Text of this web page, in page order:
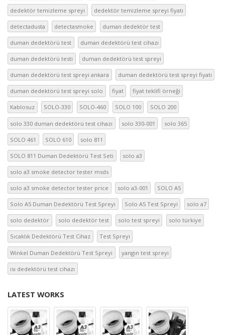
dedektör temizleme spreyi dedektör temizleme spreyi fiyatı
detectadusta detectasmoke duman dedektör test
duman dedektörü test duman dedektörü test cihazı
duman dedektörü testi duman dedektörü test spreyi
duman dedektörü test spreyi ankara duman dedektörü test spreyi fiyatı
duman dedektörü test spreyi solo fiyat fiyat teklifi örneği
Kablosuz SOLO-330 SOLO-460 SOLO 100 SOLO 200
solo 330 duman dedektörü test cihazı solo 330-001 solo 365
SOLO 461 SOLO 610 solo 811
SOLO 811 Duman Dedektörü Test Seti solo a3
solo a3 smoke detector tester msds
solo a3 smoke detector tester price solo a3-001 SOLO A5
Solo A5 Duman Dedektörü Test Spreyi Solo A5 Test Spreyi solo a7
solo dedektör solo dedektör test solo test spreyi solo türkiye
Sıcaklık Dedektörü Test Cihaz Test Spreyi
Winkel Duman Dedektörü Test Spreyi yangın test spreyi
ısı dedektörü test cihazı
LATEST WORKS